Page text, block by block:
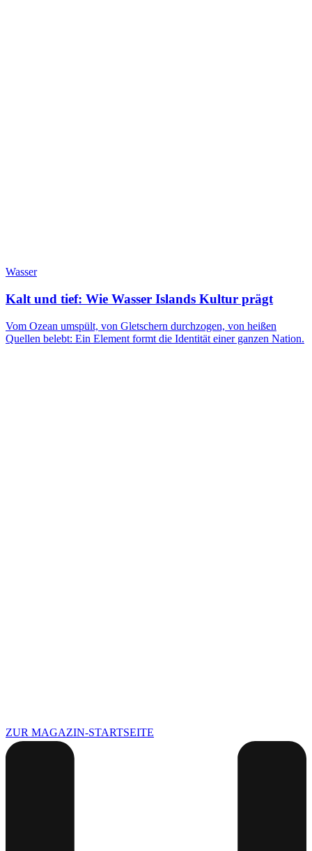
Wasser
Kalt und tief: Wie Wasser Islands Kultur prägt
Vom Ozean umspült, von Gletschern durchzogen, von heißen
Quellen belebt: Ein Element formt die Identität einer ganzen Nation.
ZUR MAGAZIN-STARTSEITE